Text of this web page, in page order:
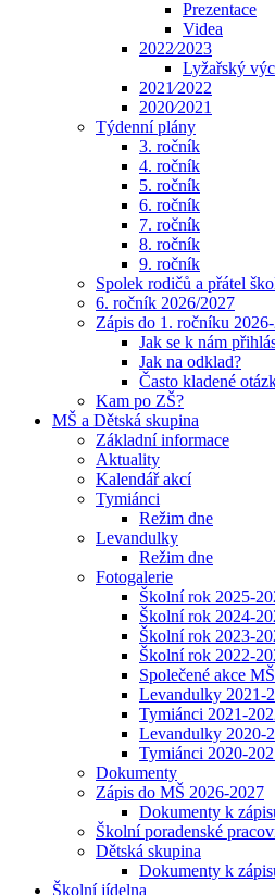
Prezentace
Videa
2022⁄2023
Lyžařský
2021⁄2022
2020⁄2021
Týdenní plány
3. ročník
4. ročník
5. ročník
6. ročník
7. ročník
8. ročník
9. ročník
Spolek rodičů a přátel
6. ročník 2026/2027
Zápis do 1. ročníku
Jak se k nám
Jak na odklad?
Často kladené
Kam po ZŠ?
MŠ a Dětská skupina
Základní informace
Aktuality
Kalendář akcí
Tymiánci
Režim dne
Levandulky
Režim dne
Fotogalerie
Školní rok 2025-
Školní rok 2024-
Školní rok 2023-
Školní rok 2022-
Společené akce
Levandulky 2021-
Tymiánci 2021-
Levandulky 2020-
Tymiánci 2020-
Dokumenty
Zápis do MŠ 2026-2027
Dokumenty k
Školní poradenské
Dětská skupina
Dokumenty k
Školní jídelna